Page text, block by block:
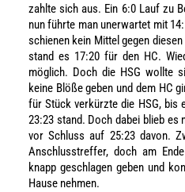
zahlte sich aus. Ein 6:0 Lauf zu
nun führte man unerwartet mit
schienen kein Mittel gegen
stand es 17:20 für den HC.
möglich. Doch die HSG wollte
keine Blöße geben und dem HC
für Stück verkürzte die HSG, bis
23:23 stand. Doch dabei blieb es
vor Schluss auf 25:23 davon.
Anschlusstreffer, doch am
knapp geschlagen geben und
Hause nehmen.